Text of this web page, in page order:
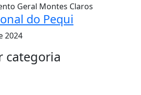
Geral Montes Claros
do Pequi
2024
categoria